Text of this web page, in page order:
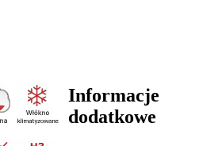
Informacje
dodatkowe